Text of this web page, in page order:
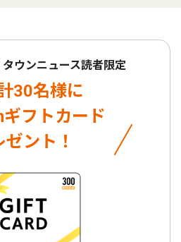
タウンニュース読者限定
30名様に
フトカード
ゼント！